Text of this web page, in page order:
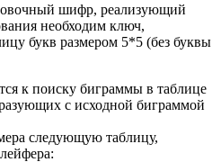
шифр, реализующий
необходим ключ,
букв размером 5*5 (без буквы
к поиску биграммы в таблице
с исходной биграммой
следующую таблицу,